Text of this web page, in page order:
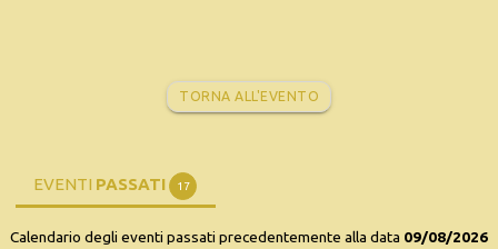
TORNA ALL'EVENTO
EVENTI PASSATI 17
Calendario degli eventi passati precedentemente alla data 09/08/2026